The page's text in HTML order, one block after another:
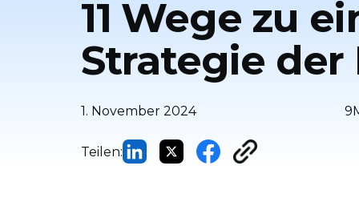
11 Wege zu
Strategie
1. November 2024 9
Teilen: